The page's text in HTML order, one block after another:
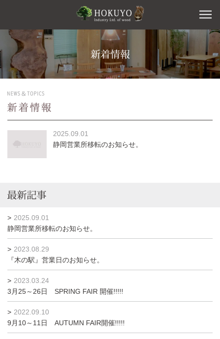
2025.09.01
静岡営業所移転のお知らせ。
> 2025.09.01
静岡営業所移転のお知らせ。
> 2023.08.29
『木の駅』営業日のお知らせ。
> 2023.03.24
3月25～26日 SPRING FAIR 開催!!!!!
> 2022.09.10
9月10～11日 AUTUMN FAIR開催!!!!!